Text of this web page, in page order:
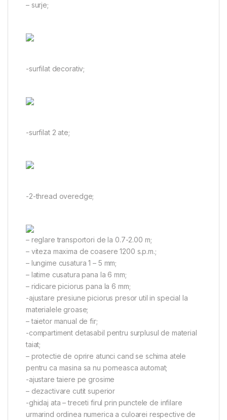
– surje;
-surfilat decorativ;
-surfilat 2 ate;
-2-thread overedge;
– reglare transportori de la 0.7-2.00 m;
– viteza maxima de coasere 1200 s.p.m.;
– lungime cusatura 1 – 5 mm;
– latime cusatura pana la 6 mm;
– ridicare piciorus pana la 6 mm;
-ajustare presiune piciorus presor util in special la
materialele groase;
– taietor manual de fir;
-compartiment detasabil pentru surplusul de material
taiat;
– protectie de oprire atunci cand se schima atele
pentru ca masina sa nu porneasca automat;
-ajustare taiere pe grosime
– dezactivare cutit superior
-ghidaj ata – treceti firul prin punctele de infilare
urmarind ordinea numerica a culoarei respective de